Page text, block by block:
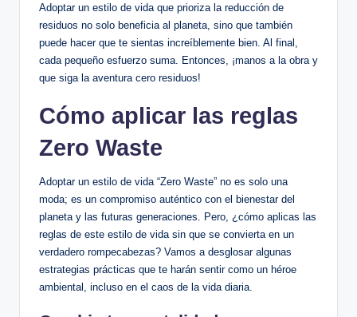
Adoptar un estilo de vida que prioriza la reducción de
residuos no solo beneficia al planeta, sino que también
puede hacer que te sientas increíblemente bien. Al final,
cada pequeño esfuerzo suma. Entonces, ¡manos a la obra y
que siga la aventura cero residuos!
Cómo aplicar las reglas
Zero Waste
Adoptar un estilo de vida “Zero Waste” no es solo una
moda; es un compromiso auténtico con el bienestar del
planeta y las futuras generaciones. Pero, ¿cómo aplicas las
reglas de este estilo de vida sin que se convierta en un
verdadero rompecabezas? Vamos a desglosar algunas
estrategias prácticas que te harán sentir como un héroe
ambiental, incluso en el caos de la vida diaria.